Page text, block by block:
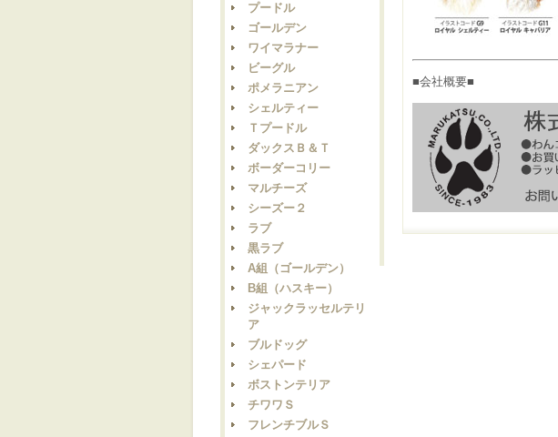
プードル
ゴールデン
ワイマラナー
ビーグル
ポメラニアン
シェルティー
Ｔプードル
ダックスＢ＆Ｔ
ボーダーコリー
マルチーズ
シーズー２
ラブ
黒ラブ
A組（ゴールデン）
B組（ハスキー）
ジャックラッセルテリ
ア
ブルドッグ
シェパード
ボストンテリア
チワワＳ
フレンチブルＳ
■会社概要■